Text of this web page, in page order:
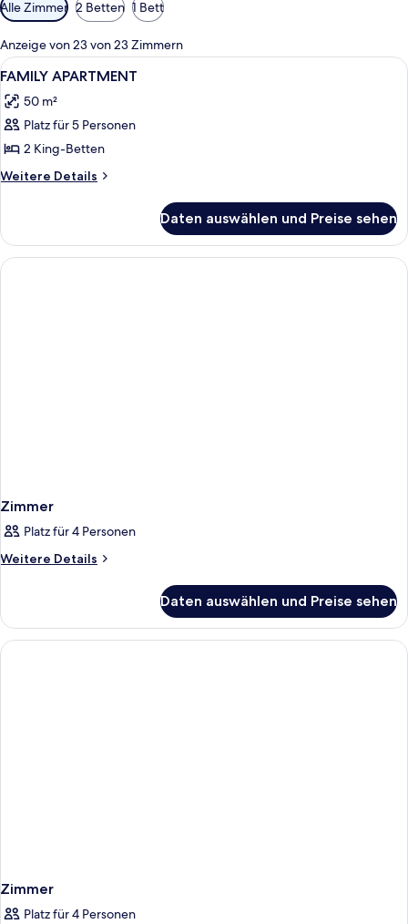
Filter
für
Zimmer
Alle Zimmer 2 Betten 1 Bett
Anzeige von 23 von 23 Zimmern
Alle
Fotos
für
FAMILY
APARTMENT
anzeigen
2
FAMILY APARTMENT
50 m²
Platz für 5 Personen
2 King-Betten
Weitere Details
Weitere
APARTMENT
Daten auswählen und Preise sehen
Zimmer
Platz für 4 Personen
Weitere Details
Weitere
Daten auswählen und Preise sehen
Zimmer
Platz für 4 Personen